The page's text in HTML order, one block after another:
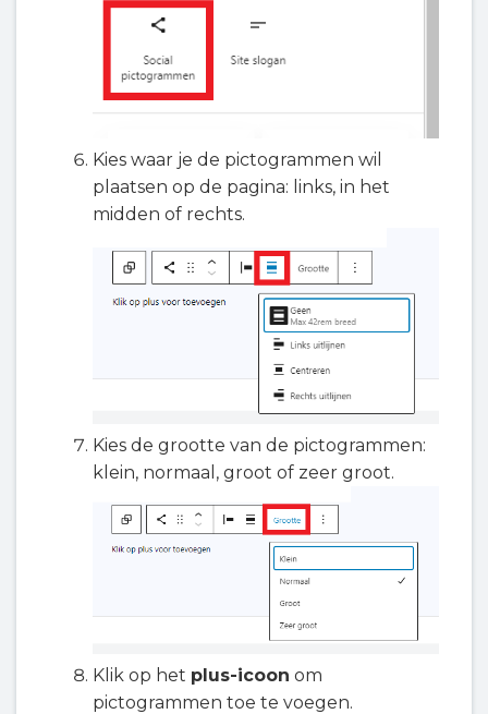
Kies waar je de pictogrammen wil
plaatsen op de pagina: links, in het
midden of rechts.
Kies de grootte van de pictogrammen:
klein, normaal, groot of zeer groot.
Klik op het plus-icoon om
pictogrammen toe te voegen.